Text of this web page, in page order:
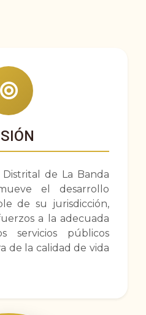
de La Banda
el desarrollo
de su jurisdicción,
a la adecuada
servicios públicos
de la calidad de vida